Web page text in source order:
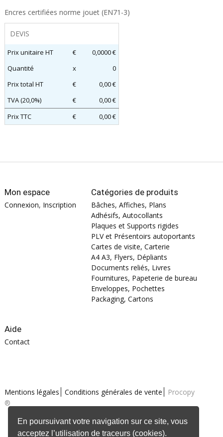
En poursuivant votre navigation sur ce site, vous
acceptez l’utilisation de traceurs (cookies).
Encres certifiées norme jouet (EN71-3)
DEVIS
Prix unitaire HT €
0,0000 €
Quantité
x
0
Prix total HT
€
0,00 €
TVA (20,0%)
€
0,00 €
Prix TTC
€ 0,00 €
Mon espace
Connexion, Inscription
Catégories de produits
Bâches, Affiches, Plans
Adhésifs, Autocollants
Plaques et Supports rigides
PLV et Présentoirs autoportants
Cartes de visite, Carterie
A4 A3, Flyers, Dépliants
Documents reliés, Livres
Fournitures, Papeterie de bureau
Enveloppes, Pochettes
Packaging, Cartons
Aide
Contact
Mentions légales Conditions générales de vente
Procopy
®